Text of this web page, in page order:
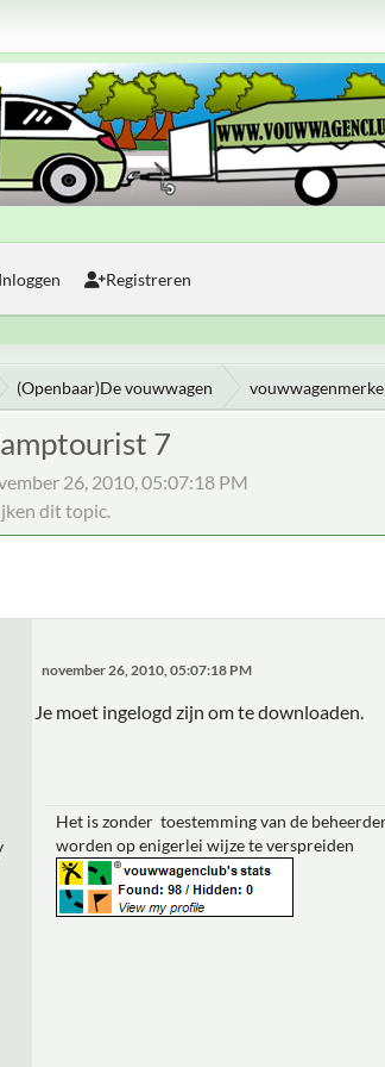
Inloggen Registreren
(Openbaar)De vouwwagen
7
26, 2010, 05:07:18 PM
dit topic.
november 26, 2010, 05:07:18 PM
Je moet ingelogd zijn om te downloaden.
Het is zonder toestemming van de
worden op enigerlei wijze te verspreiden